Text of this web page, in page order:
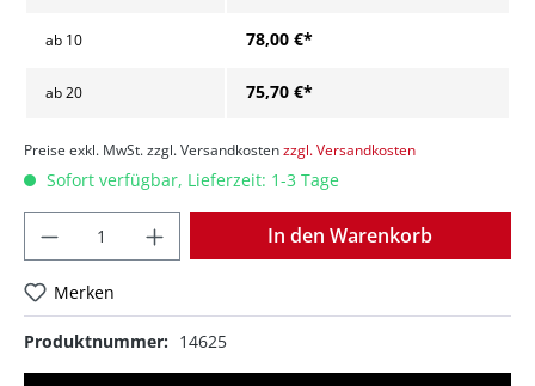
ab 10 78,00 €*
ab20 75,70 €*
Preise exkl. MwSt. zzgl. Versandkostenzzgl. Versandkosten
Sofort verfügbar, Lieferzeit: 1-3 Tage
In den Warenkorb
Merken
Produktnummer: 14625